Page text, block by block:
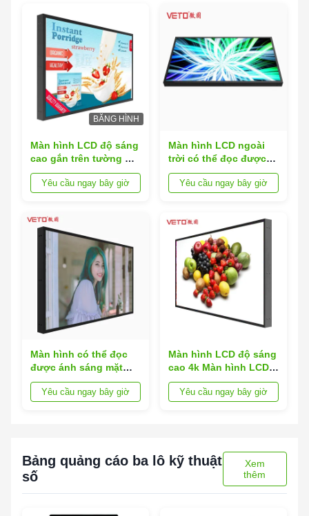
BĂNG HÌNH
Màn hình LCD độ sáng
cao gắn trên tường Cài
đặt màn hình Tft ngoài
trờiYêu cầu ngay bây giờ
Màn hình LCD ngoài
trời có thể đọc được
ánh sáng ban ngày
Yêu cầu ngay bây giờ
Màn hình có thể đọc
được ánh sáng mặt
trời 2000 Nits, màn
hình LCD độ sáng cao
Yêu cầu ngay bây giờ
Màn hình LCD độ sáng
cao 4k Màn hình LCD
Ánh sáng mặt trời có
thể đọc được
Yêu cầu ngay bây giờ
Bảng quảng cáo ba lô kỹ thuật
số
Xem
thêm